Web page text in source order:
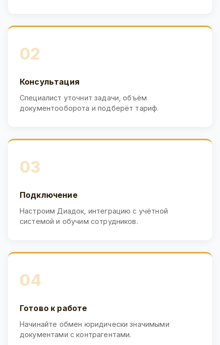
02
Консультация
Специалист уточнит задачи, объём
документооборота и подберёт тариф.
03
Подключение
Настроим Диадок, интеграцию с учётной
системой и обучим сотрудников.
04
Готово к работе
Начинайте обмен юридически значимыми
документами с контрагентами.